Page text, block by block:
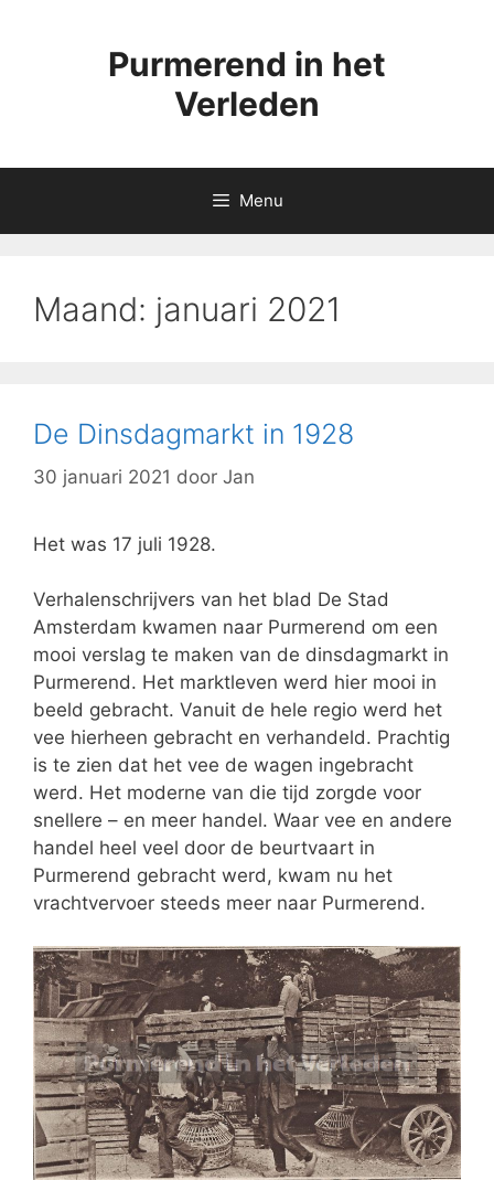
Purmerend in het
Verleden
Menu
Maand: januari 2021
De Dinsdagmarkt in 1928
30 januari 2021 door Jan
Het was 17 juli 1928.
Verhalenschrijvers van het blad De Stad
Amsterdam kwamen naar Purmerend om een
mooi verslag te maken van de dinsdagmarkt in
Purmerend. Het marktleven werd hier mooi in
beeld gebracht. Vanuit de hele regio werd het
vee hierheen gebracht en verhandeld. Prachtig
is te zien dat het vee de wagen ingebracht
werd. Het moderne van die tijd zorgde voor
snellere – en meer handel. Waar vee en andere
handel heel veel door de beurtvaart in
Purmerend gebracht werd, kwam nu het
vrachtvervoer steeds meer naar Purmerend.